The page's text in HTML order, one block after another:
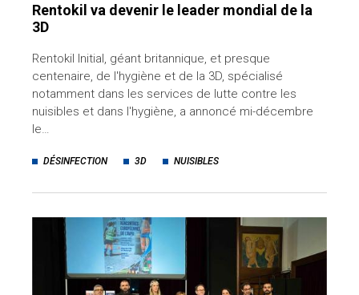
Rentokil va devenir le leader mondial de la
3D
Rentokil Initial, géant britannique, et presque
centenaire, de l'hygiène et de la 3D, spécialisé
notamment dans les services de lutte contre les
nuisibles et dans l'hygiène, a annoncé mi-décembre
le…
DÉSINFECTION 3D NUISIBLES